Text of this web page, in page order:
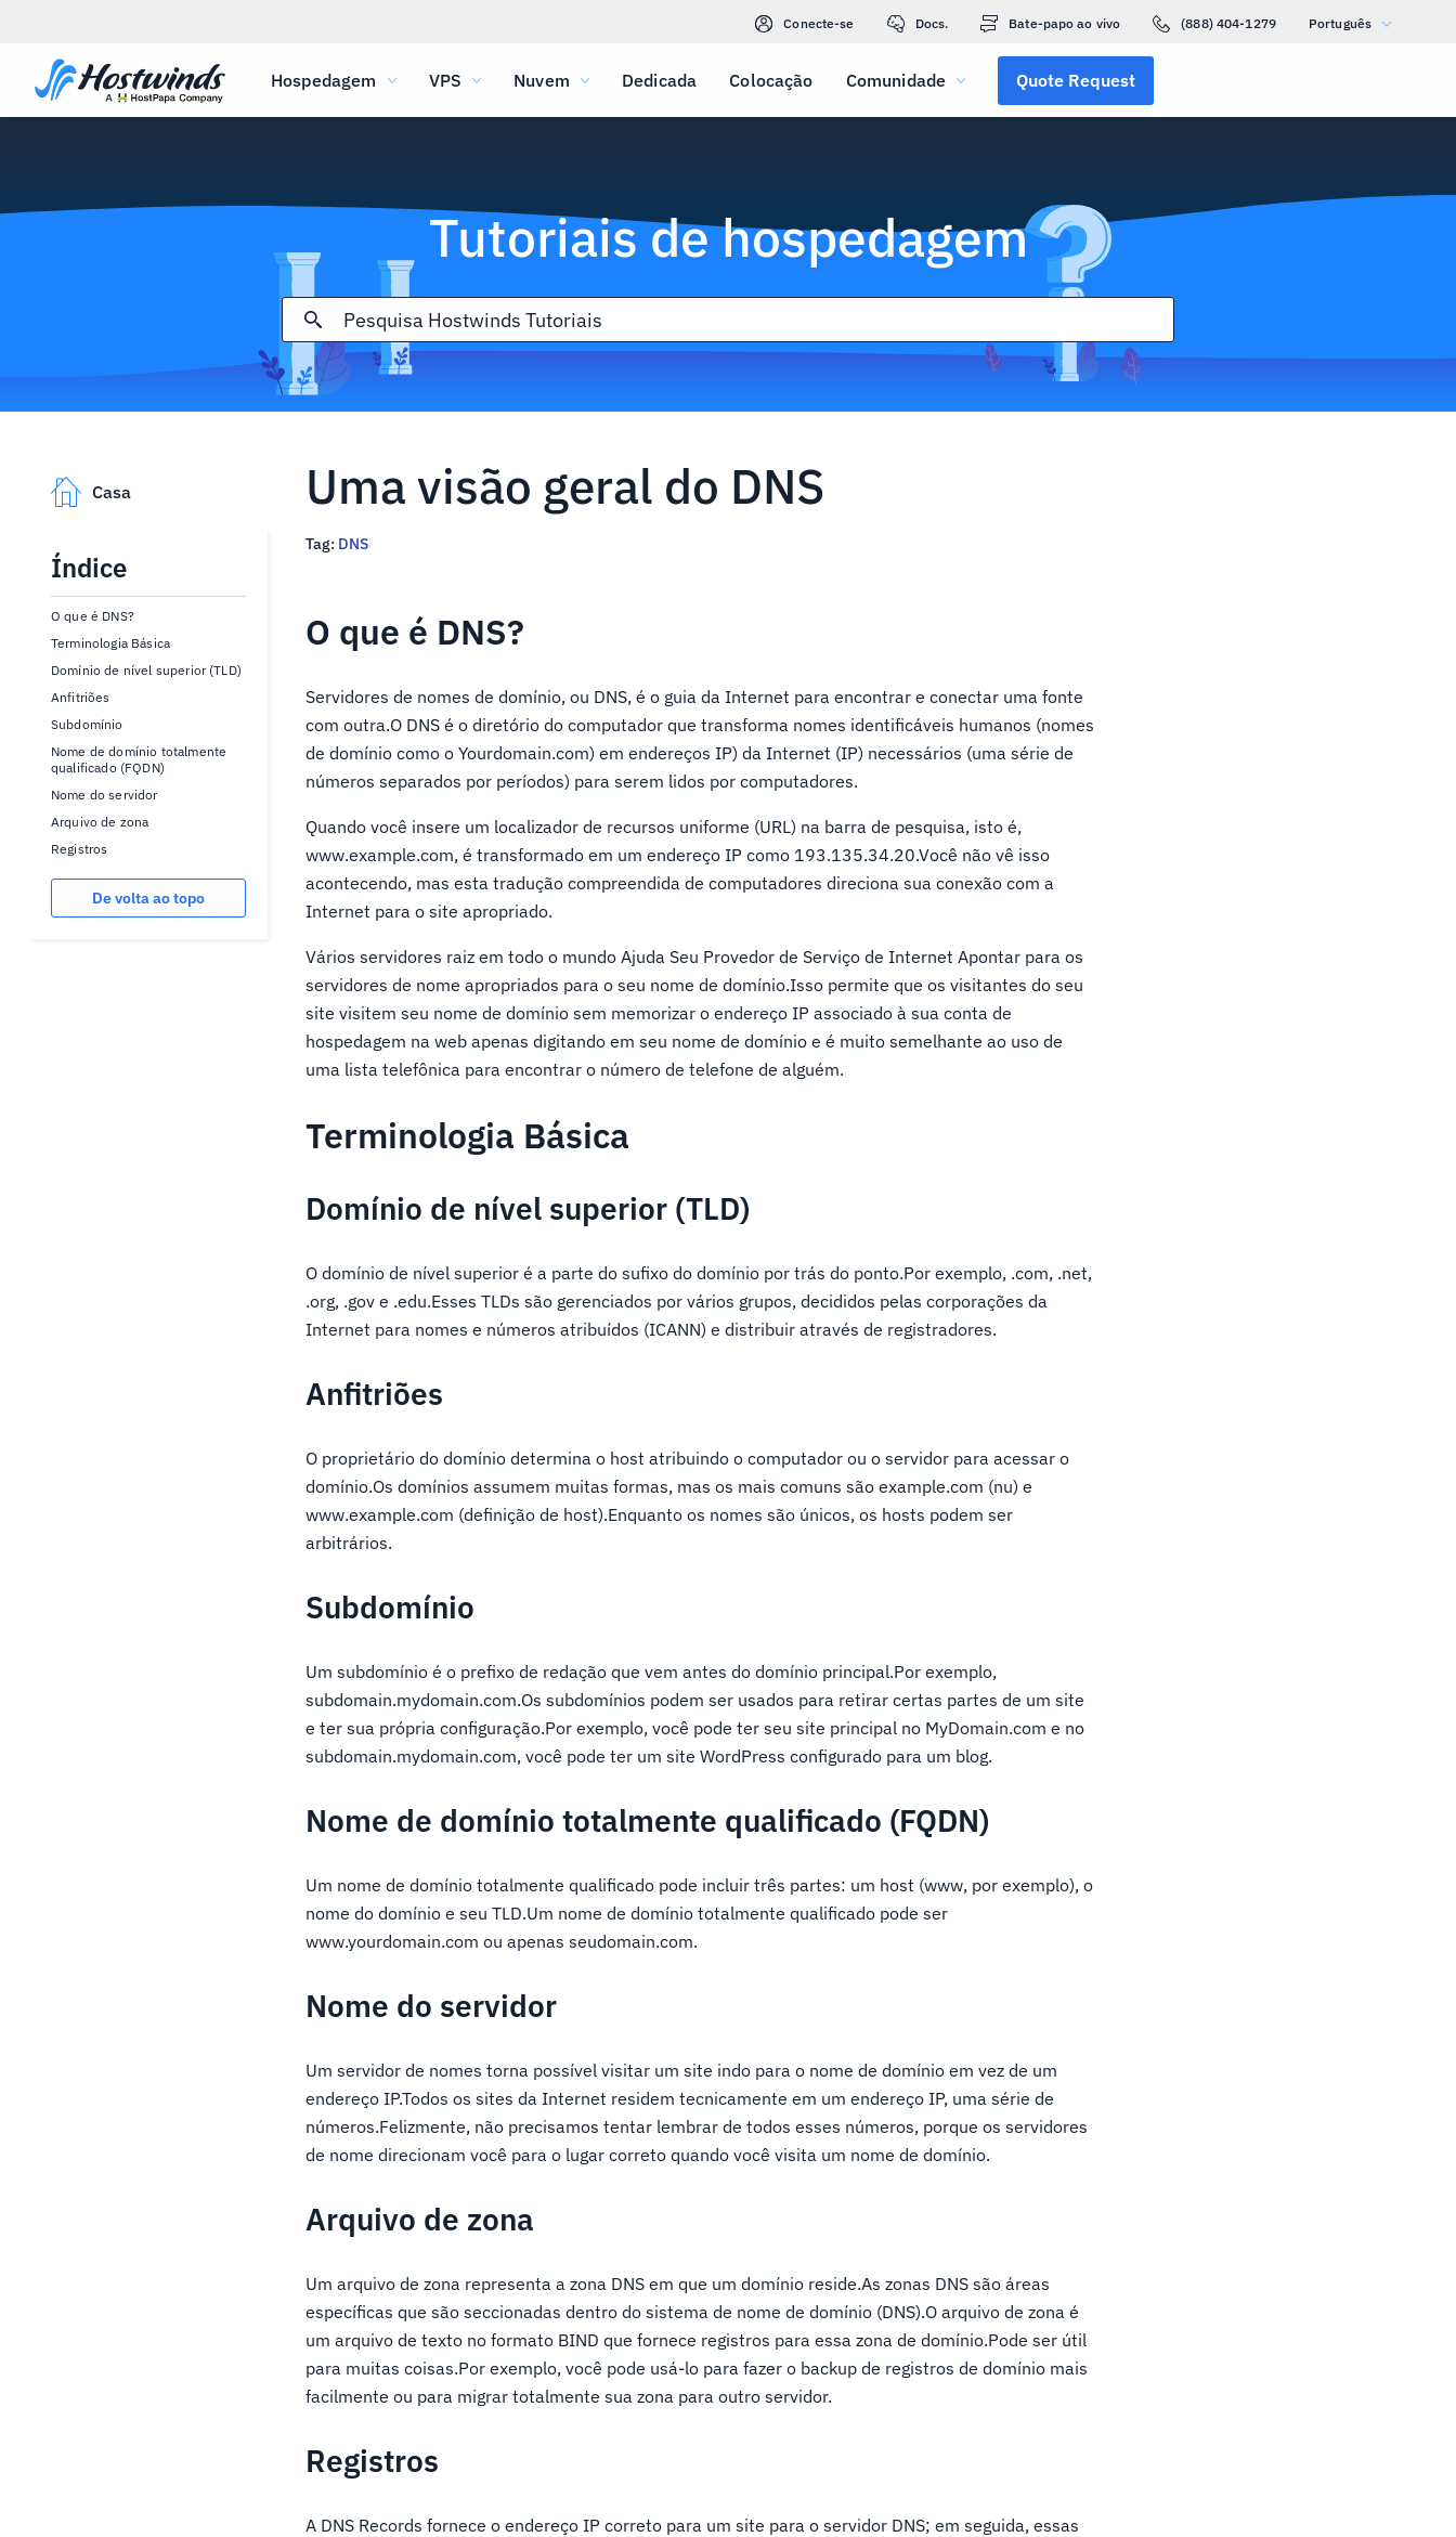
Conecte-se Docs. Bate-papo ao vivo (888) 404-1279 Português
Hospedagem VPS Nuvem Dedicada Colocação Comunidade Quote Request
Tutoriais de hospedagem
Casa
Índice
O que é DNS?
Terminologia Básica
Domínio de nível superior (TLD)
Anfitriões
Subdomínio
Nome de domínio totalmente
qualificado (FQDN)
Nome do servidor
Arquivo de zona
Registros
De volta ao topo
Uma visão geral do DNS
Tag: DNS
O que é DNS?
Servidores de nomes de domínio, ou DNS, é o guia da Internet para encontrar e conectar uma fonte
com outra.O DNS é o diretório do computador que transforma nomes identificáveis humanos (nomes
de domínio como o Yourdomain.com) em endereços IP) da Internet (IP) necessários (uma série de
números separados por períodos) para serem lidos por computadores.
Quando você insere um localizador de recursos uniforme (URL) na barra de pesquisa, isto é,
www.example.com, é transformado em um endereço IP como 193.135.34.20.Você não vê isso
acontecendo, mas esta tradução compreendida de computadores direciona sua conexão com a
Internet para o site apropriado.
Vários servidores raiz em todo o mundo Ajuda Seu Provedor de Serviço de Internet Apontar para os
servidores de nome apropriados para o seu nome de domínio.Isso permite que os visitantes do seu
site visitem seu nome de domínio sem memorizar o endereço IP associado à sua conta de
hospedagem na web apenas digitando em seu nome de domínio e é muito semelhante ao uso de
uma lista telefônica para encontrar o número de telefone de alguém.
Terminologia Básica
Domínio de nível superior (TLD)
O domínio de nível superior é a parte do sufixo do domínio por trás do ponto.Por exemplo, .com, .net,
.org, .gov e .edu.Esses TLDs são gerenciados por vários grupos, decididos pelas corporações da
Internet para nomes e números atribuídos (ICANN) e distribuir através de registradores.
Anfitriões
O proprietário do domínio determina o host atribuindo o computador ou o servidor para acessar o
domínio.Os domínios assumem muitas formas, mas os mais comuns são example.com (nu) e
www.example.com (definição de host).Enquanto os nomes são únicos, os hosts podem ser
arbitrários.
Subdomínio
Um subdomínio é o prefixo de redação que vem antes do domínio principal.Por exemplo,
subdomain.mydomain.com.Os subdomínios podem ser usados para retirar certas partes de um site
e ter sua própria configuração.Por exemplo, você pode ter seu site principal no MyDomain.com e no
subdomain.mydomain.com, você pode ter um site WordPress configurado para um blog.
Nome de domínio totalmente qualificado (FQDN)
Um nome de domínio totalmente qualificado pode incluir três partes: um host (www, por exemplo), o
nome do domínio e seu TLD.Um nome de domínio totalmente qualificado pode ser
www.yourdomain.com ou apenas seudomain.com.
Nome do servidor
Um servidor de nomes torna possível visitar um site indo para o nome de domínio em vez de um
endereço IP.Todos os sites da Internet residem tecnicamente em um endereço IP, uma série de
números.Felizmente, não precisamos tentar lembrar de todos esses números, porque os servidores
de nome direcionam você para o lugar correto quando você visita um nome de domínio.
Arquivo de zona
Um arquivo de zona representa a zona DNS em que um domínio reside.As zonas DNS são áreas
específicas que são seccionadas dentro do sistema de nome de domínio (DNS).O arquivo de zona é
um arquivo de texto no formato BIND que fornece registros para essa zona de domínio.Pode ser útil
para muitas coisas.Por exemplo, você pode usá-lo para fazer o backup de registros de domínio mais
facilmente ou para migrar totalmente sua zona para outro servidor.
Registros
A DNS Records fornece o endereço IP correto para um site para o servidor DNS; em seguida, essas